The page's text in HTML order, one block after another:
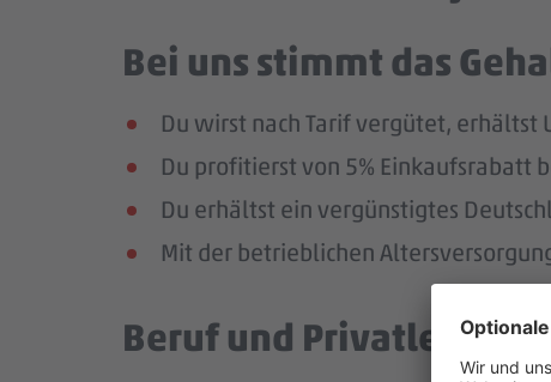
Bei uns stimmt das
Du wirst nach Tarif vergütet, erhältst
Du profitierst von 5% Einkaufsrabatt
Du erhältst ein vergünstigtes
Mit der betrieblichen
Beruf und Privatleben